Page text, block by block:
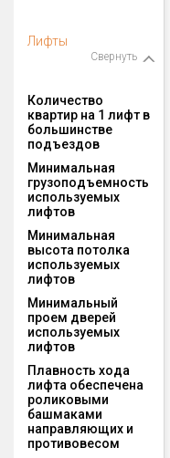
Лифты
Свернуть
Количество
квартир на 1 лифт в
большинстве
подъездов
Минимальная
грузоподъемность
используемых
лифтов
Минимальная
высота потолка
используемых
лифтов
Минимальный
проем дверей
используемых
лифтов
Плавность хода
лифта обеспечена
роликовыми
башмаками
направляющих и
противовесом